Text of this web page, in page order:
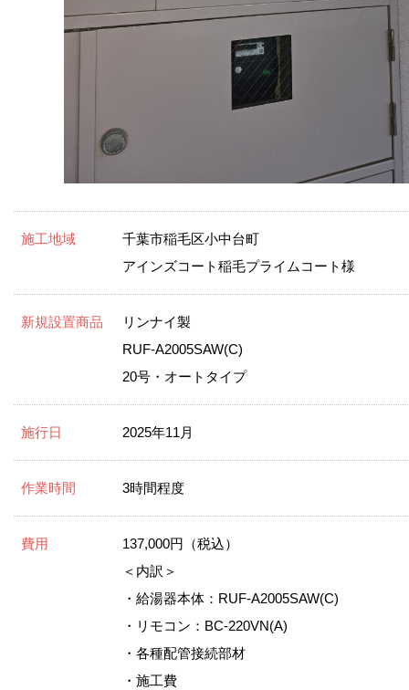
施工地域
千葉市稲毛区小中台町
アインズコート稲毛プライムコート様
新規設置商品
リンナイ製
RUF-A2005SAW(C)
20号・オートタイプ
施行日 2025年11月
作業時間 3時間程度
費用
137,000円（税込）
＜内訳＞
・給湯器本体：RUF-A2005SAW(C)
・リモコン：BC-220VN(A)
・各種配管接続部材
・施工費